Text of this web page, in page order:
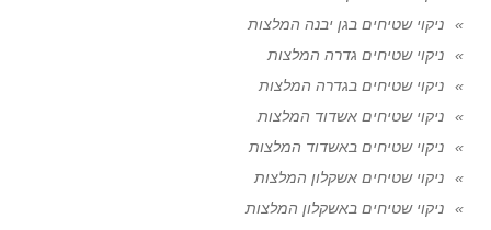
ניקוי שטיחים בגן יבנה המלצות
ניקוי שטיחים גדרה המלצות
ניקוי שטיחים בגדרה המלצות
ניקוי שטיחים אשדוד המלצות
ניקוי שטיחים באשדוד המלצות
ניקוי שטיחים אשקלון המלצות
ניקוי שטיחים באשקלון המלצות